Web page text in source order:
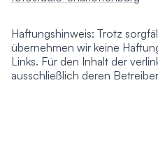
Haftungshinweis: Trotz
übernehmen wir keine
Links. Für den Inhalt der
ausschließlich deren